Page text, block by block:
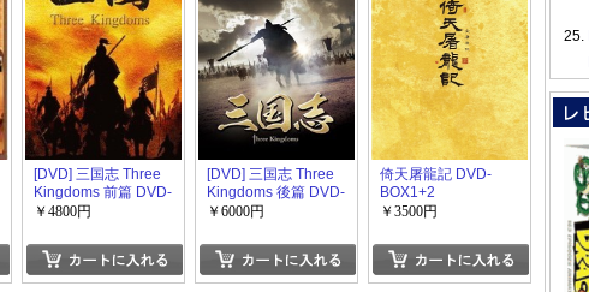
[DVD] 三国志 Three
Kingdoms 前篇 DVD-
BOX
￥4800円
[DVD] 三国志 Three
Kingdoms 後篇 DVD-
BOX
￥6000円
倚天屠龍記 DVD-
BOX1+2
￥3500円
25.